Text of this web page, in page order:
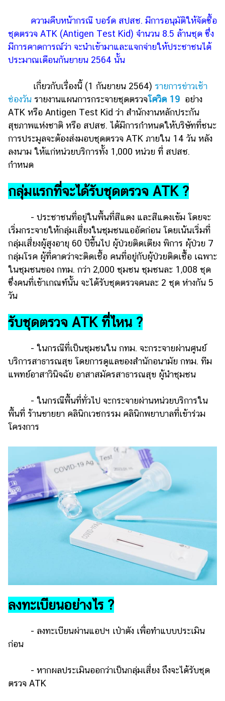
รถยนต์
บ้าน
ตกแต่ง
มือ
ราคา
ทอง
ราคา
น้ำมัน
ตี้
แต่งงาน
แม่
และ
เด็ก
สัตว์
เลี้ยง
Infographic
บริการ
แอปฯ
กระปุก
คอร์ส
เลข
ออนไลน์
ติดต่อ
โฆษณา
ความคืบหน้ากรณี บอร์ด สปสช. มีการอนุมัติให้จัดซื้อ
ชุดตรวจ ATK (Antigen Test Kid) จำนวน 8.5 ล้านชุด ซึ่ง
มีการคาดการณ์ว่า จะนำเข้ามาและแจกจ่ายให้ประชาชนได้
ประมาณเดือนกันยายน 2564 นั้น
เกี่ยวกับเรื่องนี้ (1 กันยายน 2564) รายการข่าวเช้า
ช่องวัน รายงานแผนการกระจายชุดตรวจโควิด 19 อย่าง
ATK หรือ Antigen Test Kid ว่า สำนักงานหลักประกัน
สุขภาพแห่งชาติ หรือ สปสช. ได้มีการกำหนดให้บริษัทที่ชนะ
การประมูลจะต้องส่งมอบชุดตรวจ ATK ภายใน 14 วัน หลัง
ลงนาม ให้แก่หน่วยบริการทั้ง 1,000 หน่วย ที่ สปสช.
กำหนด
กลุ่มแรกที่จะได้รับชุดตรวจ ATK ?
- ประชาชนที่อยู่ในพื้นที่สีแดง และสีแดงเข้ม โดยจะ
เริ่มกระจายให้กลุ่มเสี่ยงในชุมชนแออัดก่อน โดยเน้นเริ่มที่
กลุ่มเสี่ยงผู้สูงอายุ 60 ปีขึ้นไป ผู้ป่วยติดเตียง พิการ ผุ้ป่วย 7
กลุ่มโรค ผู้ที่คาดว่าจะติดเชื้อ คนที่อยู่กับผู้ป่วยติดเชื้่อ เฉพาะ
ในชุมชนของ กทม. กว่า 2,000 ชุมชน ชุมชนละ 1,008 ชุด
ซึ่งคนที่เข้าเกณฑ์นั้น จะได้รับชุดตรวจคนละ 2 ชุด ห่างกัน 5
วัน
รับชุดตรวจ ATK ที่ไหน ?
- ในกรณีที่เป็นชุมชนใน กทม. จะกระจายผ่านศูนย์
บริการสาธารณสุข โดยการดูแลของสำนักอนามัย กทม. ทีม
แพทย์อาสาวินิจฉัย อาสาสมัครสาธารณสุข ผู้นำชุมชน
- ในกรณีพื้นที่ทั่วไป จะกระจายผ่านหน่วยบริการใน
พื้นที่ ร้านขายยา คลินิกเวชกรรม คลินิกพยาบาลที่เข้าร่วม
โครงการ
ลงทะเบียนอย่างไร ?
- ลงทะเบียนผ่านแอปฯ เป๋าตัง เพื่อทำแบบประเมิน
ก่อน
- หากผลประเมินออกว่าเป็นกลุ่มเสี่ยง ถึงจะได้รับชุด
ตรวจ ATK